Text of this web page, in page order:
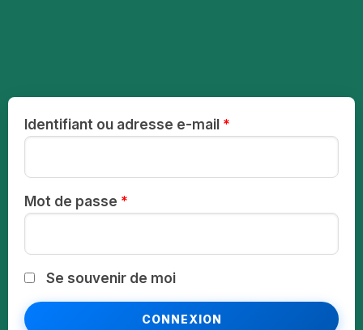
Identifiant ou adresse e-mail *
Mot de passe *
Se souvenir de moi